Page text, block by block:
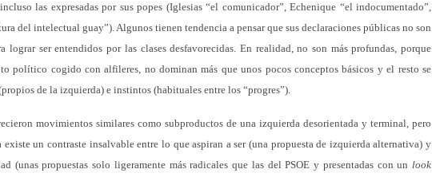
las expresadas por sus popes (Iglesias “el comunicador”, Echenique “el indocumentado”,
del intelectual guay”). Algunos tienen tendencia a pensar que sus declaraciones públicas no son
lograr ser entendidos por las clases desfavorecidas. En realidad, no son más profundas, porque
político cogido con alfileres, no dominan más que unos pocos conceptos básicos y el resto se
de la izquierda) e instintos (habituales entre los “progres”).
movimientos similares como subproductos de una izquierda desorientada y terminal, pero
existe un contraste insalvable entre lo que aspiran a ser (una propuesta de izquierda alternativa) y
(unas propuestas solo ligeramente más radicales que las del PSOE y presentadas con un look